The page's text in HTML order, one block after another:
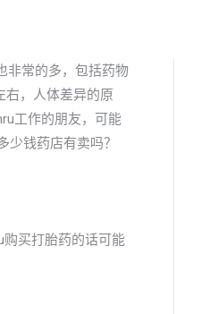
非常的多，包括药物
右，人体差异的原
工作的朋友，可能
钱药店有卖吗？
买打胎药的话可能